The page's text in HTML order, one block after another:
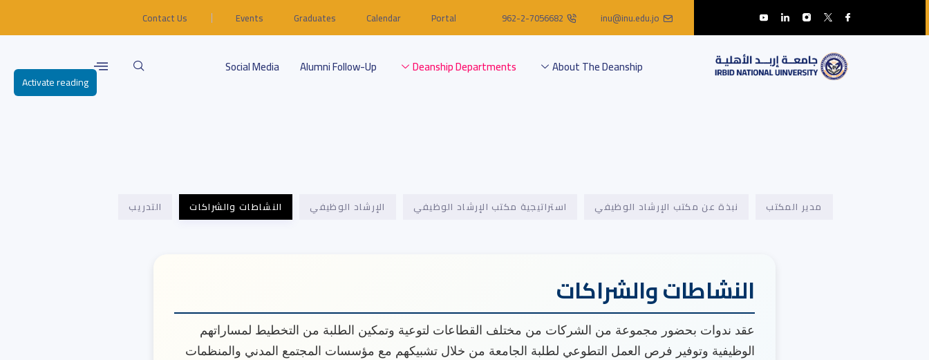
inu@inu.edu.jo
962-2-7056682
Portal
Calendar
Graduates
Events
Contact Us
About The Deanship
Deanship Departments
Alumni Follow-Up
Social Media
مدير المكتب نبذة عن مكتب الإرشاد الوظيفي استراتيجية مكتب الإرشاد الوظيفي الإرشاد الوظيفي النشاطات والشراكات التدريب
النشاطات والشراكات
عقد ندوات بحضور مجموعة من الشركات من مختلف القطاعات لتوعية وتمكين الطلبة من التخطيط لمساراتهم
الوظيفية وتوفير فرص العمل التطوعي لطلبة الجامعة من خلال تشبيكهم مع مؤسسات المجتمع المدني والمنظمات
Activate reading